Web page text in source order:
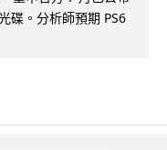
碟。分析師預期 PS6